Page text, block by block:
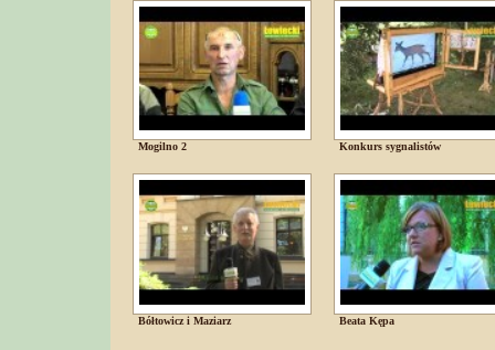
Mogilno 2 Konkurs sygnalistów
Bółtowicz i Maziarz Beata Kępa